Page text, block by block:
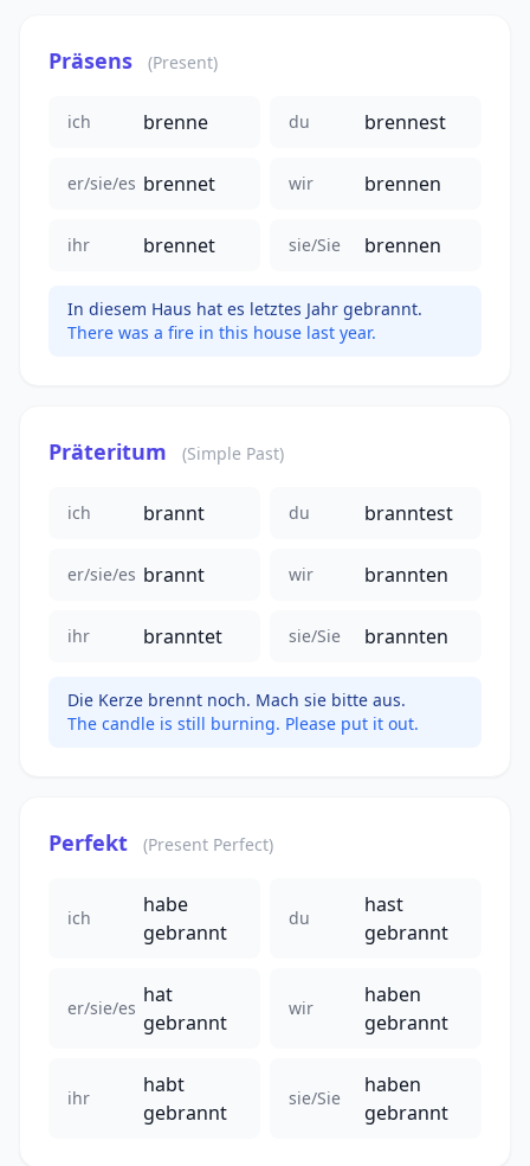
Präsens (Present)
ich brenne du brennest
er/sie/es brennet wir brennen
ihr brennet sie/Sie brennen
In diesem Haus hat es letztes Jahr gebrannt.
There was a fire in this house last year.
Präteritum (Simple Past)
ich brannt du branntest
er/sie/es brannt wir brannten
ihr branntet sie/Sie brannten
Die Kerze brennt noch. Mach sie bitte aus.
The candle is still burning. Please put it out.
Perfekt (Present Perfect)
ich
habe
gebrannt
du
hast
gebrannt
er/sie/es
hat
gebrannt
wir
haben
gebrannt
ihr
habt
gebrannt
sie/Sie
haben
gebrannt